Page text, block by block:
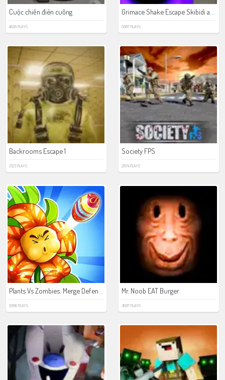
Cuộc chiến điên cuồng
4626 PLAYS 5087 PLAYS
Backrooms Escape 1
2123 PLAYS
Society FPS
2674 PLAYS
5096 PLAYS
Mr. Noob EAT Burger
3697 PLAYS